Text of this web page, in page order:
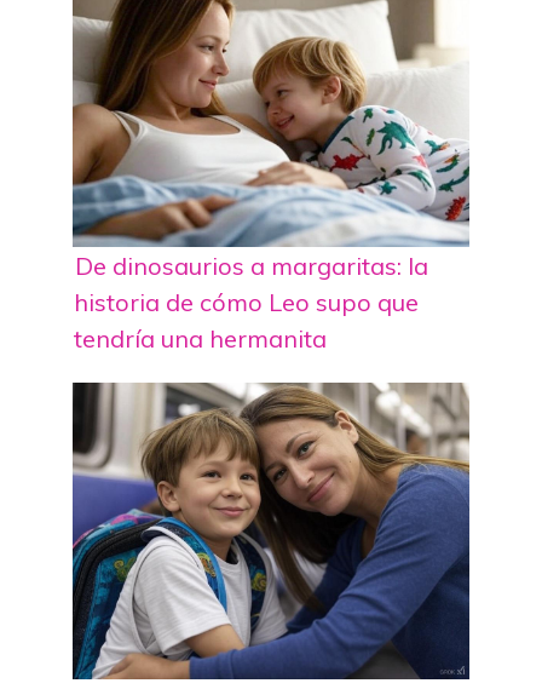
De dinosaurios a margaritas: la
historia de cómo Leo supo que
tendría una hermanita